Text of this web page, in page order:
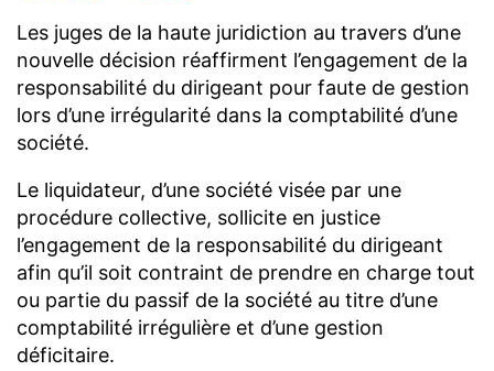
Les juges de la haute juridiction au travers d’une
nouvelle décision réaffirment l’engagement de la
responsabilité du dirigeant pour faute de gestion
lors d’une irrégularité dans la comptabilité d’une
société.
Le liquidateur, d’une société visée par une
procédure collective, sollicite en justice
l’engagement de la responsabilité du dirigeant
afin qu’il soit contraint de prendre en charge tout
ou partie du passif de la société au titre d’une
comptabilité irrégulière et d’une gestion
déficitaire.